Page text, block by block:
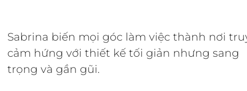
Sabrina biến mọi góc làm việc thành nơi
cảm hứng với thiết kế tối giản nhưng sang
trọng và gần gũi.